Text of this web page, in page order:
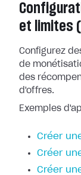
et limites
Configurez
de
des
d'offres.
Exemples
Créer
Créer
Créer